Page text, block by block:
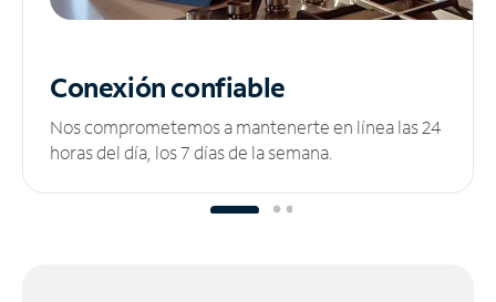
Conexión confiable
Nos comprometemos a mantenerte en línea las 24
horas del día, los 7 días de la semana.